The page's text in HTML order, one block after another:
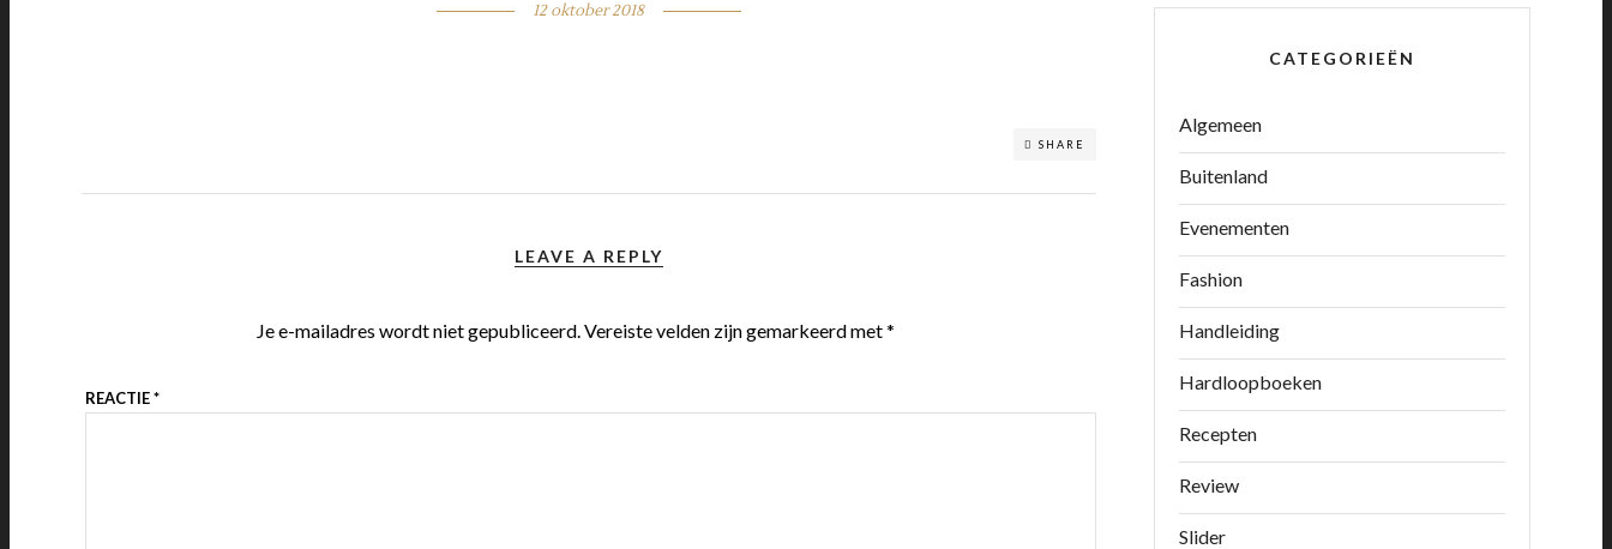
12 oktober 2018
SHARE
LEAVE A REPLY
Je e-mailadres wordt niet gepubliceerd.Vereiste velden zijn gemarkeerd met*
REACTIE*
CATEGORIEËN
Algemeen
Buitenland
Evenementen
Fashion
Handleiding
Hardloopboeken
Recepten
Review
Slider